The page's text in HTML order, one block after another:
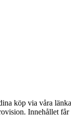
köp via våra
Innehållet får